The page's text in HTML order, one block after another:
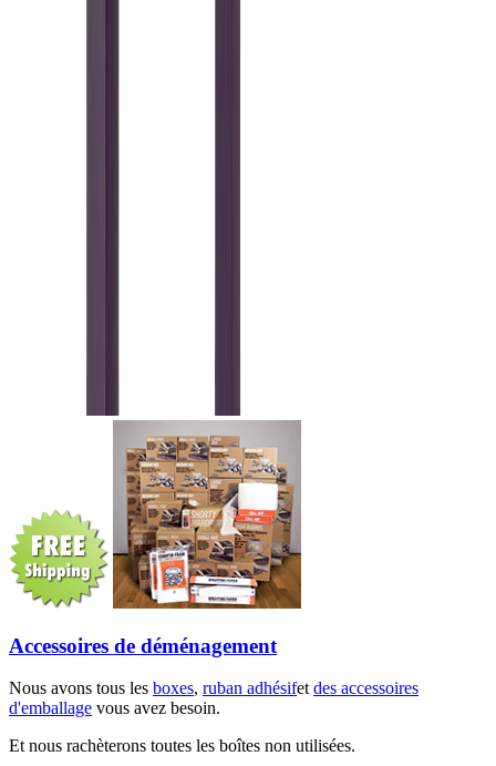
Accessoires de déménagement
Nous avons tous les boxes, ruban adhésifetdes accessoires
d'emballage vous avez besoin.
Et nous rachèterons toutes les boîtes non utilisées.